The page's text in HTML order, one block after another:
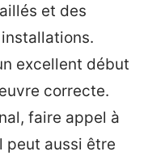
et des
excellent début
correcte.
faire appel à
peut aussi être